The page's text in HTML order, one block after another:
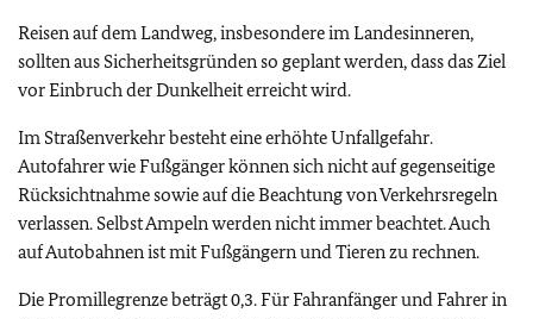
Reisen auf dem Landweg, insbesondere im Landesinneren,
sollten aus Sicherheitsgründen so geplant werden, dass das Ziel
vor Einbruch der Dunkelheit erreicht wird.
Im Straßenverkehr besteht eine erhöhte Unfallgefahr.
Autofahrer wie Fußgänger können sich nicht auf gegenseitige
Rücksichtnahme sowie auf die Beachtung von Verkehrsregeln
verlassen. Selbst Ampeln werden nicht immer beachtet. Auch
auf Autobahnen ist mit Fußgängern und Tieren zu rechnen.
Die Promillegrenze beträgt 0,3. Für Fahranfänger und Fahrer in